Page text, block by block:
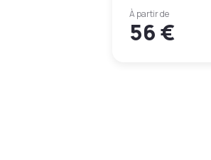
À partir de
56 €